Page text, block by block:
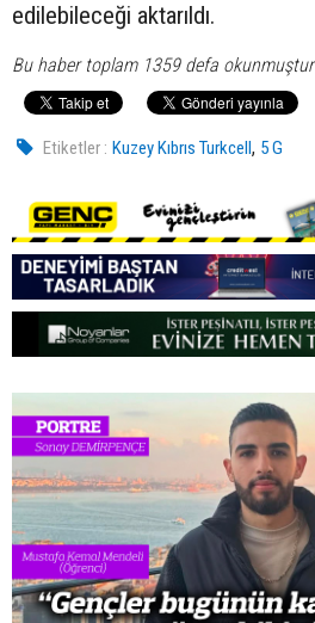
edilebileceği aktarıldı.
Bu haber toplam 1359 defa okunmuştur
Etiketler : Kuzey Kıbrıs Turkcell, 5 G